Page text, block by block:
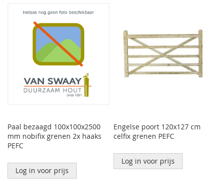
Paal bezaagd 100x100x2500
mm nobifix grenen 2x haaks
PEFC
Log in voor prijs
Engelse poort 120x127 cm
celfix grenen PEFC
Log in voor prijs